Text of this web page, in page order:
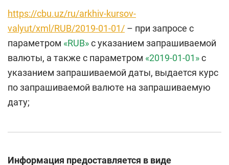
https://cbu.uz/ru/arkhiv-kursov-
valyut/xml/RUB/2019-01-01/ – при запросе с
параметром «RUB»с указанием запрашиваемой
валюты, а также с параметром «2019-01-01»с
указанием запрашиваемой даты, выдается курс
по запрашиваемой валюте на запрашиваемую
дату;
Информация предоставляется в виде